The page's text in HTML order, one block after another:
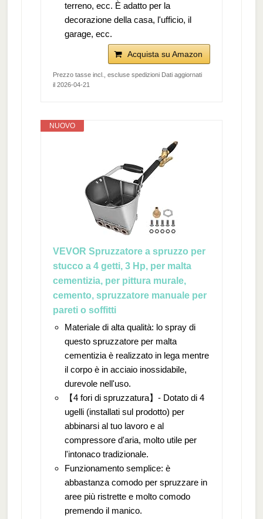
terreno, ecc. È adatto per la
decorazione della casa, l'ufficio, il
garage, ecc.
Acquista su Amazon
Prezzo tasse incl., escluse spedizioni Dati aggiornati
il 2026-04-21
NUOVO
VEVOR Spruzzatore a spruzzo per
stucco a 4 getti, 3 Hp, per malta
cementizia, per pittura murale,
cemento, spruzzatore manuale per
pareti o soffitti
Materiale di alta qualità: lo spray di
questo spruzzatore per malta
cementizia è realizzato in lega mentre
il corpo è in acciaio inossidabile,
durevole nell'uso.
【4 fori di spruzzatura】- Dotato di 4
ugelli (installati sul prodotto) per
abbinarsi al tuo lavoro e al
compressore d'aria, molto utile per
l'intonaco tradizionale.
Funzionamento semplice: è
abbastanza comodo per spruzzare in
aree più ristrette e molto comodo
premendo il manico.